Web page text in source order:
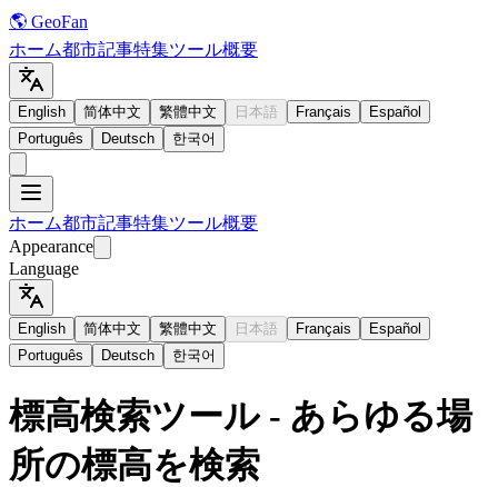
🌎 GeoFan
ホーム都市記事特集ツール概要
English 简体中文 繁體中文 日本語 Français
Español
Português
Deutsch 한국어
ホーム都市記事特集ツール概要
Appearance
Language
English 简体中文 繁體中文 日本語 Français
Español
Português
Deutsch 한국어
標高検索ツール - あらゆる場
所の標高を検索